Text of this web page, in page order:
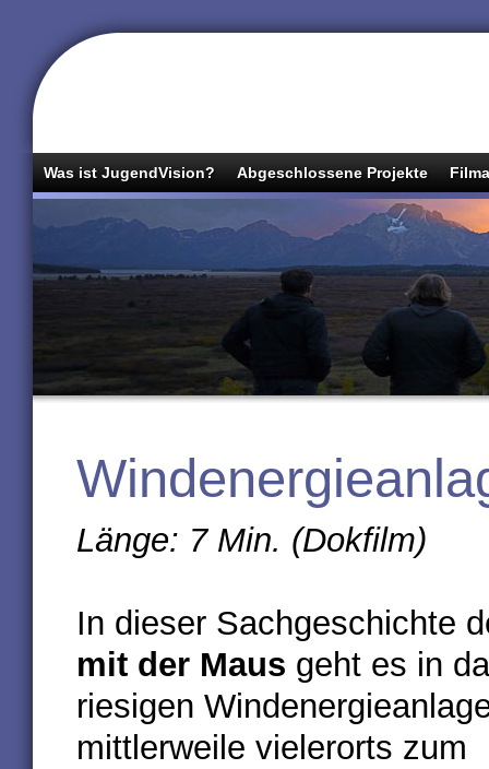
Was ist JugendVision? Abgeschlossene Projekte
Länge: 7 Min. (Dokfilm)
In dieser Sachgeschichte
mit der Maus geht es in
riesigen
mittlerweile vielerorts zum